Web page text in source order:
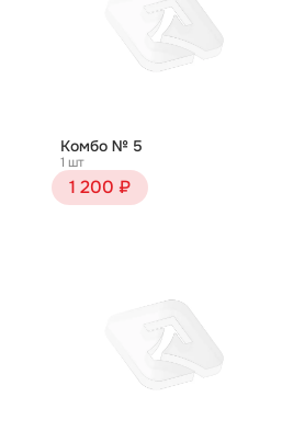
Комбо № 5
1 шт
1 200 ₽